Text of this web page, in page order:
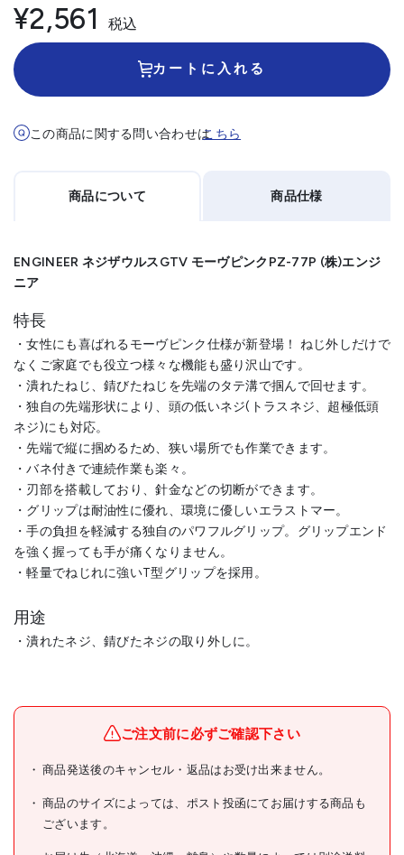
¥2,561 税込
カートに入れる
この商品に関する問い合わせはこちら
商品について
ENGINEER ネジザウルスGTV モーヴピンクPZ-77P (株)エンジ
ニア
特長
・女性にも喜ばれるモーヴピンク仕様が新登場！ ねじ外しだけで
なくご家庭でも役立つ様々な機能も盛り沢山です。
・潰れたねじ、錆びたねじを先端のタテ溝で掴んで回せます。
・独自の先端形状により、頭の低いネジ(トラスネジ、超極低頭
ネジ)にも対応。
・先端で縦に掴めるため、狭い場所でも作業できます。
・バネ付きで連続作業も楽々。
・刃部を搭載しており、針金などの切断ができます。
・グリップは耐油性に優れ、環境に優しいエラストマー。
・手の負担を軽減する独自のパワフルグリップ。グリップエンド
を強く握っても手が痛くなりません。
・軽量でねじれに強いT型グリップを採用。
用途
・潰れたネジ、錆びたネジの取り外しに。
商品仕様
ブランド名 ENGINEER
商品名
ENGINEER ネジザウルス
GTV モーヴピンク
型式 PZ-77P
ご注文前に必ずご確認下さい
商品発送後のキャンセル・返品はお受け出来ません。
商品のサイズによっては、ポスト投函にてお届けする商品も
ございます。